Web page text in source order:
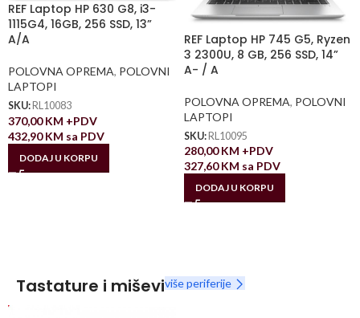
REF Laptop HP 630 G8, i3-
1115G4, 16GB, 256 SSD, 13”
A/A
POLOVNA OPREMA, POLOVNI
LAPTOPI
SKU: RL10083
370,00KM +PDV
432,90KM sa PDV
DODAJ U KORPU
REF Laptop HP 745 G5, Ryzen
3 2300U, 8 GB, 256 SSD, 14”
A- / A
POLOVNA OPREMA, POLOVNI
LAPTOPI
SKU: RL10095
280,00KM +PDV
327,60KM sa PDV
DODAJ U KORPU
Tastature i miševiviše periferije